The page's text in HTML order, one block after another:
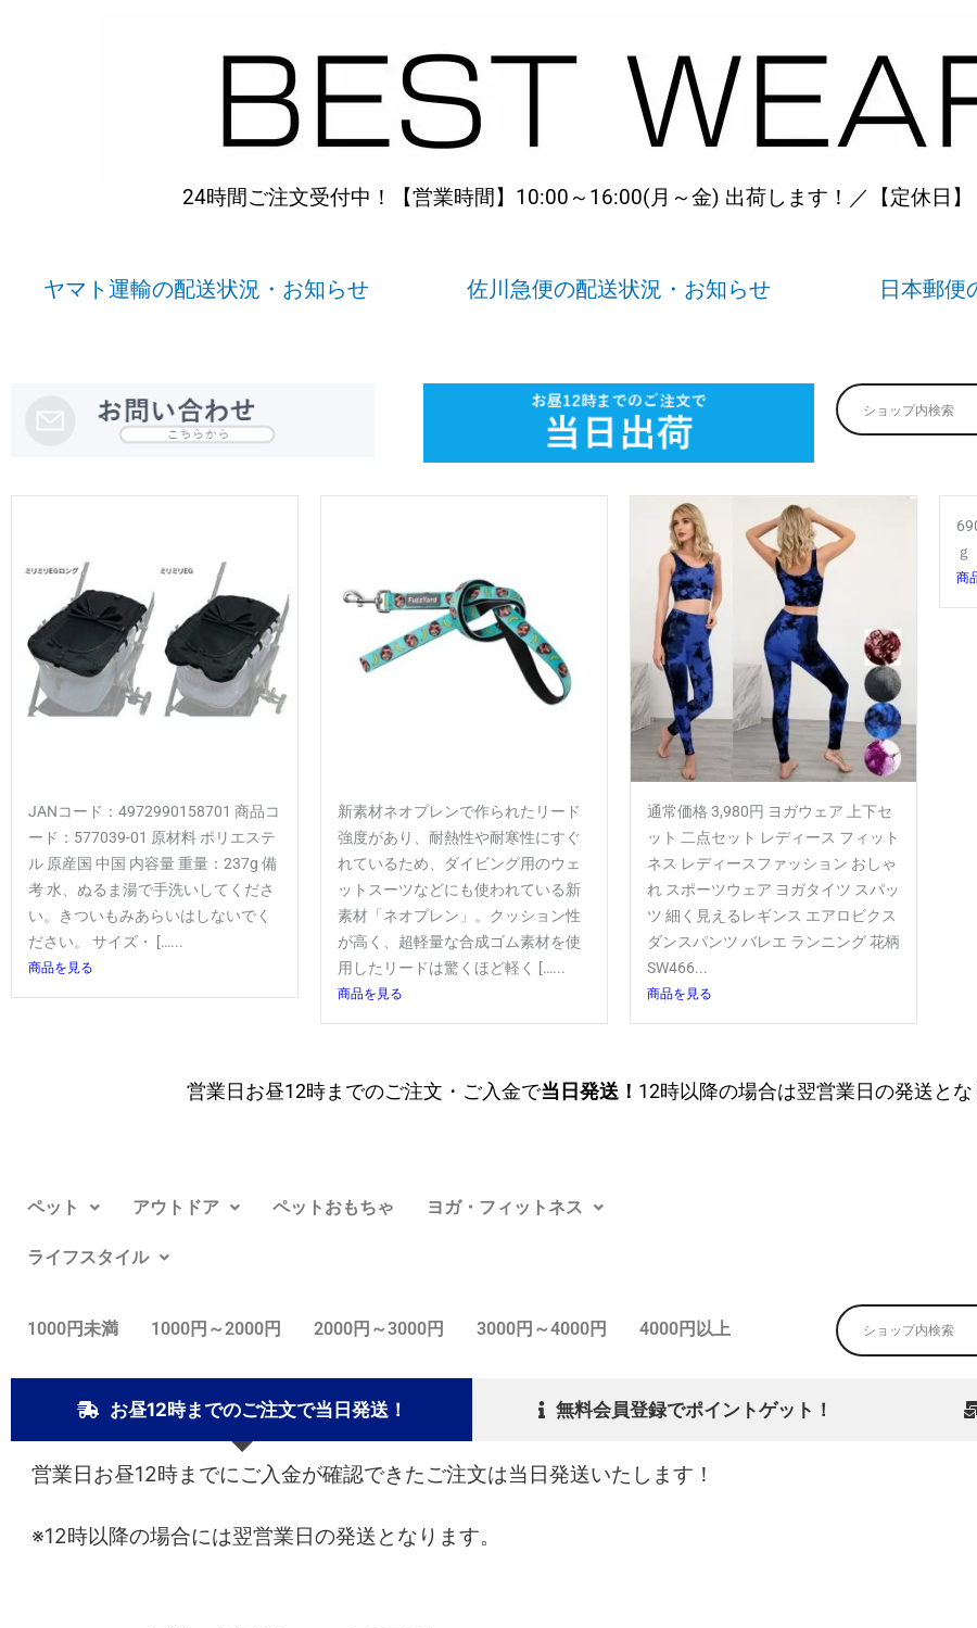
24時間ご注文受付中！【営業時間】10:00～16:00(月～金) 出荷します！／【定休日
ヤマト運輸の配送状況・お知らせ 佐川急便の配送状況・お知らせ 日本郵便
JANコード：4972990158701 商品コ
ード：577039-01 原材料 ポリエステ
ル 原産国 中国 内容量 重量：237g 備
考 水、ぬるま湯で手洗いしてくださ
い。きついもみあらいはしないでく
ださい。 サイズ・ […...
商品を見る
新素材ネオプレンで作られたリード
強度があり、耐熱性や耐寒性にすぐ
れているため、ダイビング用のウェ
ットスーツなどにも使われている新
素材「ネオプレン」。クッション性
が高く、超軽量な合成ゴム素材を使
用したリードは驚くほど軽く […...
商品を見る
通常価格 3,980円 ヨガウェア 上下セ
ット 二点セット レディース フィット
ネス レディースファッション おしゃ
れ スポーツウェア ヨガタイツ スパッ
ツ 細く見えるレギンス エアロビクス
ダンスパンツ バレエ ランニング 花柄
SW466...
商品を見る
ｇ
商
営業日お昼12時までのご注文・ご入金で当日発送！ 12時以降の場合は翌営業日の発送とな
ペット アウトドア ペットおもちゃ ヨガ・フィットネス
ライフスタイル
1000円未満 1000円～2000円 2000円～3000円 3000円～4000円 4000円以上
お昼12時までのご注文で当日発送！ 無料会員登録でポイントゲット！
営業日お昼12時までにご入金が確認できたご注文は当日発送いたします！
※12時以降の場合には翌営業日の発送となります。